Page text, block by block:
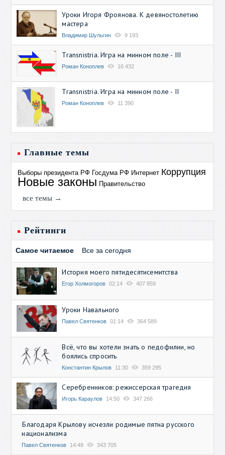
Уроки Игоря Фроянова. К девяностолетию
мастера
Владимир Шульгин 9 193
Transnistria. Игра на минном поле - III
Роман Коноплев 10 432
Transnistria. Игра на минном поле - II
Роман Коноплев 11 390
Главные темы
Выборы президента РФ Госдума РФ Интернет Коррупция
Новые законы Правительство
все темы →
Рейтинги
Самое читаемое Все за сегодня
История моего пятидесятисемитства
Егор Холмогоров 02:14 407 859
Уроки Навального
Павел Святенков 01:14 364 589
Всё, что вы хотели знать о педофилии, но
боялись спросить
Константин Крылов 11:30 359 295
Серебренников: режиссерская трагедия
Игорь Караулов 14:50 347 266
Благодаря Крылову исчезли родимые пятна русского
национализма
Павел Святенков 14:48 343 705